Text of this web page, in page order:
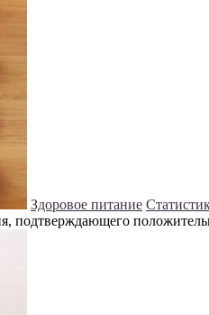
Здоровое питание
подтверждающего